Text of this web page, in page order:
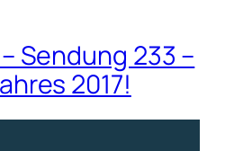
Sendung 233 –
2017!